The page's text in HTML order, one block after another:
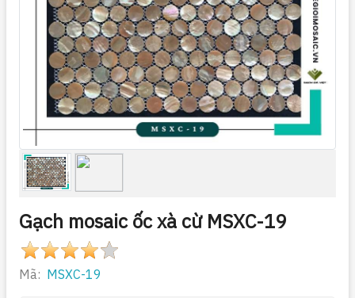
Gạch mosaic ốc xà cừ MSXC-19
Mã: MSXC-19